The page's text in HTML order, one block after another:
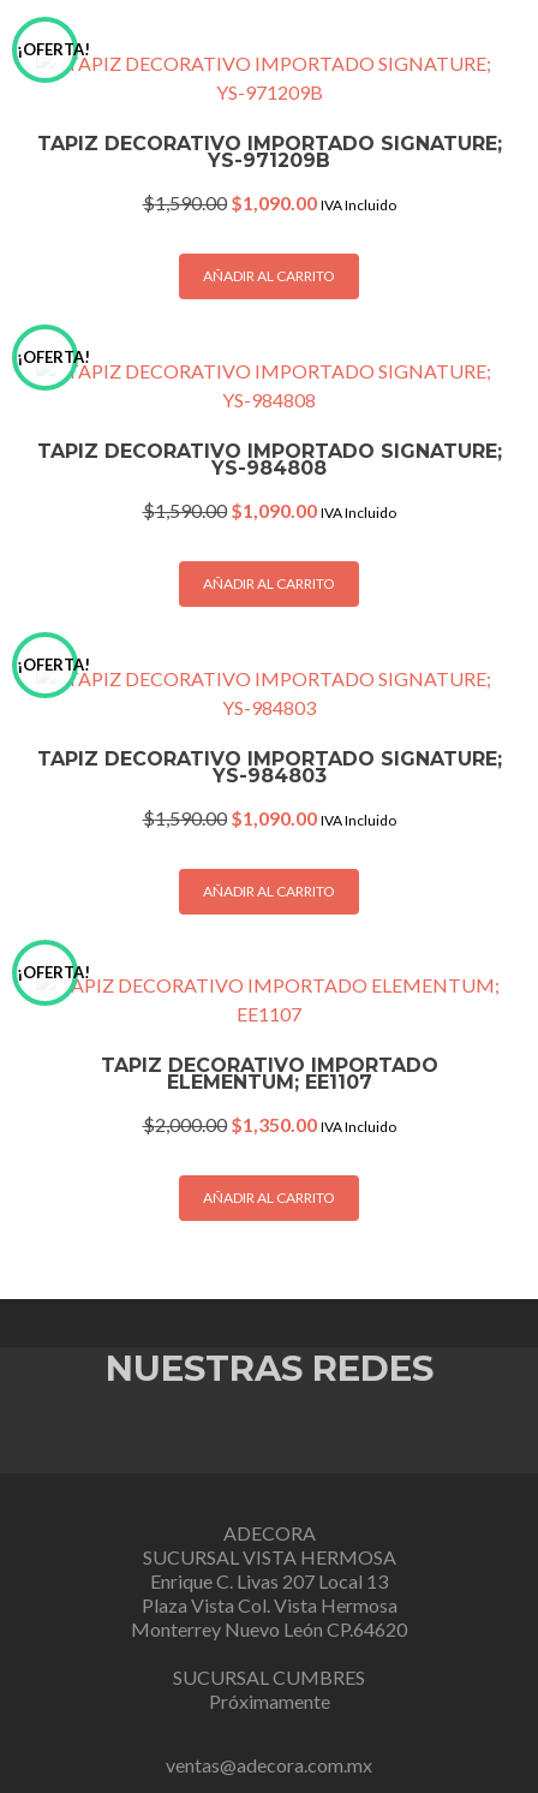
¡OFERTA!
TAPIZ DECORATIVO IMPORTADO SIGNATURE;
YS-971209B
$1,590.00 Original
was:
$1,590.00.
$1,090.00Current
is:
$1,090.00.
IVA Incluido
AÑADIR AL CARRITO
¡OFERTA!
TAPIZ DECORATIVO IMPORTADO SIGNATURE;
YS-984808
$1,590.00 Original
was:
$1,590.00.
$1,090.00Current
is:
$1,090.00.
IVA Incluido
AÑADIR AL CARRITO
¡OFERTA!
TAPIZ DECORATIVO IMPORTADO SIGNATURE;
YS-984803
$1,590.00 Original
was:
$1,590.00.
$1,090.00Current
is:
$1,090.00.
IVA Incluido
AÑADIR AL CARRITO
¡OFERTA!
TAPIZ DECORATIVO IMPORTADO
ELEMENTUM; EE1107
$2,000.00 Original
was:
$2,000.00.
$1,350.00Current
is:
$1,350.00.
IVA Incluido
AÑADIR AL CARRITO
NUESTRAS REDES
ADECORA
SUCURSAL VISTA HERMOSA
Enrique C. Livas 207 Local 13
Plaza Vista Col. Vista Hermosa
Monterrey Nuevo León CP.64620
SUCURSAL CUMBRES
Próximamente
ventas@adecora.com.mx